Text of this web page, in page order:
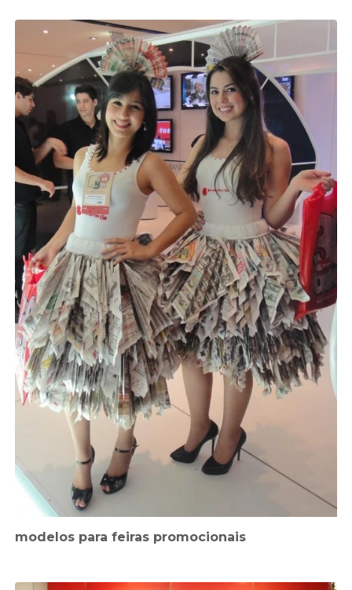
modelos para feiras promocionais